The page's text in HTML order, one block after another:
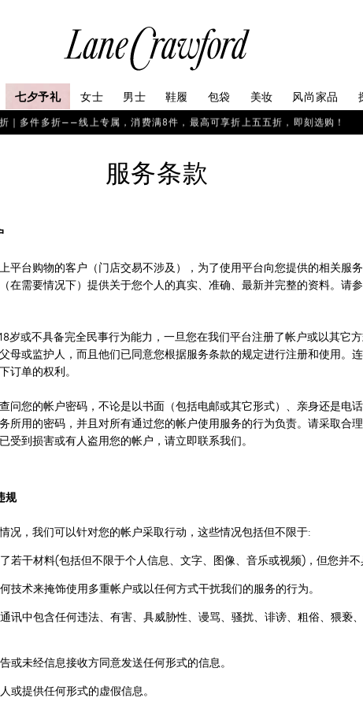
索
你
的
七夕予礼 女士 男士 鞋履 包袋 美妆 风尚家品
｜多件多折——线上专属，消费满8件，最高可享折上五五折，即刻选购！
服务条款
平台购物的客户（门店交易不涉及），为了使用平台向您提供的相关服
在需要情况下）提供关于您个人的真实、准确、最新并完整的资料。请
岁或不具备完全民事行为能力，一旦您在我们平台注册了帐户或以其它
母或监护人，而且他们已同意您根据服务条款的规定进行注册和使用。
订单的权利。
问您的帐户密码，不论是以书面（包括电邮或其它形式）、亲身还是电
所用的密码，并且对所有通过您的帐户使用服务的行为负责。请采取合
受到损害或有人盗用您的帐户，请立即联系我们。
规
况，我们可以针对您的帐户采取行动，这些情况包括但不限于:
若干材料(包括但不限于个人信息、文字、图像、音乐或视频)，但您并
技术来掩饰使用多重帐户或以任何方式干扰我们的服务的行为。
讯中包含任何违法、有害、具威胁性、谩骂、骚扰、诽谤、粗俗、猥亵
或未经信息接收方同意发送任何形式的信息。
或提供任何形式的虚假信息。